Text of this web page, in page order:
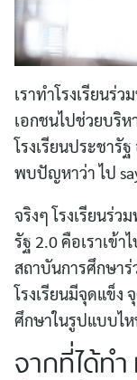
เราทำโรงเรียนร่
เอกชนไปช่วยบริห
โรงเรียนประชารั
พบปัญหาว่า ไป
จริงๆ โรงเรียนร่
รัฐ 2.0 คือเราเข้
สถาบันการศึกษาร่
โรงเรียนมีจุดแข็ง
ศึกษาในรูปแบบไห
จากที่ได้ท